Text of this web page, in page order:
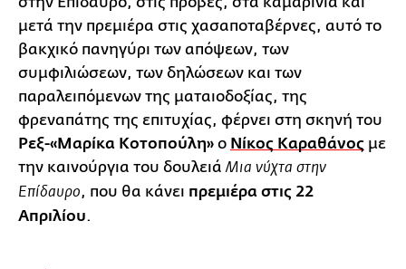
μετά την πρεμιέρα στις χασαποταβέρνες, αυτό το
βακχικό πανηγύρι των απόψεων, των
συμφιλιώσεων, των δηλώσεων και των
παραλειπόμενων της ματαιοδοξίας, της
φρεναπάτης της επιτυχίας, φέρνει στη σκηνή του
Ρεξ-«Μαρίκα Κοτοπούλη» ο Νίκος Καραθάνος με
την καινούργια του δουλειά Μια νύχτα στην
Επίδαυρο, που θα κάνει πρεμιέρα στις 22
Απριλίου.